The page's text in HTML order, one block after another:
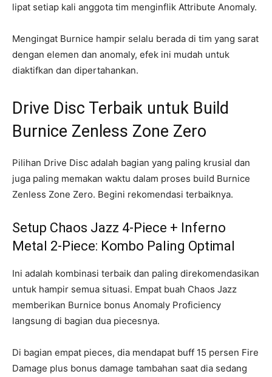
lipat setiap kali anggota tim menginflik Attribute Anomaly.
Mengingat Burnice hampir selalu berada di tim yang sarat
dengan elemen dan anomaly, efek ini mudah untuk
diaktifkan dan dipertahankan.
Drive Disc Terbaik untuk Build
Burnice Zenless Zone Zero
Pilihan Drive Disc adalah bagian yang paling krusial dan
juga paling memakan waktu dalam proses build Burnice
Zenless Zone Zero. Begini rekomendasi terbaiknya.
Setup Chaos Jazz 4-Piece + Inferno
Metal 2-Piece: Kombo Paling Optimal
Ini adalah kombinasi terbaik dan paling direkomendasikan
untuk hampir semua situasi. Empat buah Chaos Jazz
memberikan Burnice bonus Anomaly Proficiency
langsung di bagian dua piecesnya.
Di bagian empat pieces, dia mendapat buff 15 persen Fire
Damage plus bonus damage tambahan saat dia sedang